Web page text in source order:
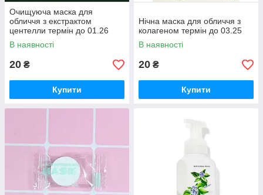
Очищуюча маска для
обличчя з екстрактом
центелли термін до 01.26
В наявності
20 ₴
Купити
Нічна маска для обличчя з
колагеном термін до 03.25
В наявності
20 ₴
Купити